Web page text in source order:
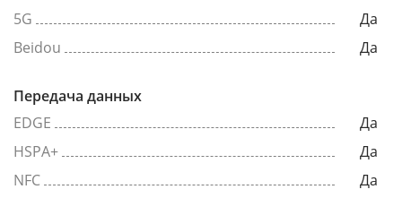
5G
Да
Beidou
Да
Передача данных
EDGE
Да
HSPA+
Да
NFC
Да